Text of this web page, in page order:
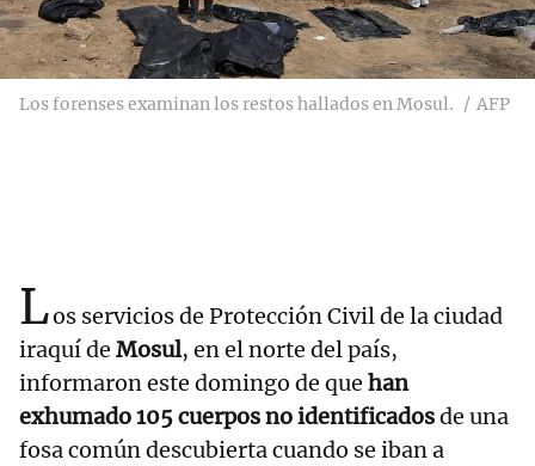
Los forenses examinan los restos hallados en Mosul. AFP
Los servicios de Protección Civil de la ciudad
iraquí de Mosul, en el norte del país,
informaron este domingo de que han
exhumado 105 cuerpos no identificadosde una
fosa común descubierta cuando se iban a